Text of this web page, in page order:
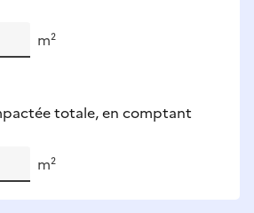
m²
totale, en comptant
m²